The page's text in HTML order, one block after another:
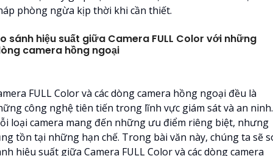
phòng ngừa kịp thời khi cần thiết.
sánh hiệu suất giữa Camera FULL Color với những
camera hồng ngoại
FULL Color và các dòng camera hồng ngoại đều là
công nghệ tiên tiến trong lĩnh vực giám sát và an ninh.
loại camera mang đến những ưu điểm riêng biệt, nhưng
tồn tại những hạn chế. Trong bài văn này, chúng ta sẽ
hiệu suất giữa Camera FULL Color và các dòng camera